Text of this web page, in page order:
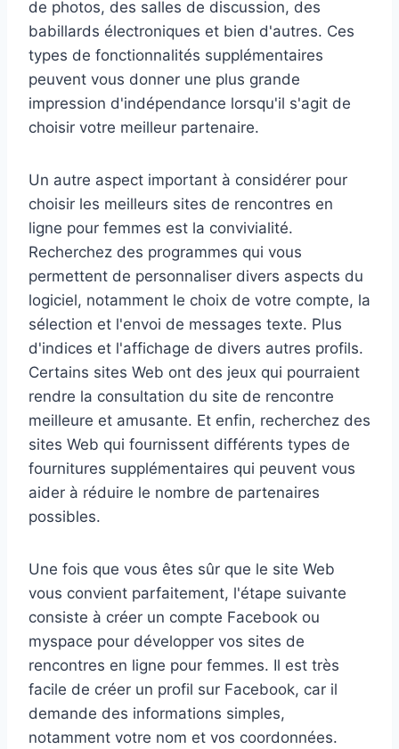
de photos, des salles de discussion, des
babillards électroniques et bien d'autres. Ces
types de fonctionnalités supplémentaires
peuvent vous donner une plus grande
impression d'indépendance lorsqu'il s'agit de
choisir votre meilleur partenaire.
Un autre aspect important à considérer pour
choisir les meilleurs sites de rencontres en
ligne pour femmes est la convivialité.
Recherchez des programmes qui vous
permettent de personnaliser divers aspects du
logiciel, notamment le choix de votre compte, la
sélection et l'envoi de messages texte. Plus
d'indices et l'affichage de divers autres profils.
Certains sites Web ont des jeux qui pourraient
rendre la consultation du site de rencontre
meilleure et amusante. Et enfin, recherchez des
sites Web qui fournissent différents types de
fournitures supplémentaires qui peuvent vous
aider à réduire le nombre de partenaires
possibles.
Une fois que vous êtes sûr que le site Web
vous convient parfaitement, l'étape suivante
consiste à créer un compte Facebook ou
myspace pour développer vos sites de
rencontres en ligne pour femmes. Il est très
facile de créer un profil sur Facebook, car il
demande des informations simples,
notamment votre nom et vos coordonnées.